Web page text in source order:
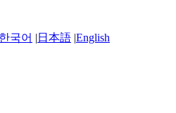
한국어 | 日本語 |English